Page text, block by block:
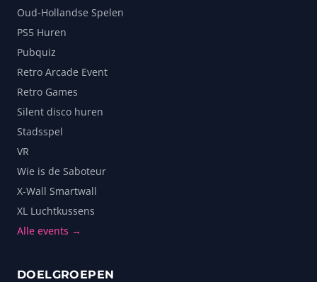
Oud-Hollandse Spelen
PS5 Huren
Pubquiz
Retro Arcade Event
Retro Games
Silent disco huren
Stadsspel
VR
Wie is de Saboteur
X-Wall Smartwall
XL Luchtkussens
Alle events →
DOELGROEPEN